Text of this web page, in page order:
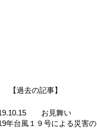
【過去の記事】
お見舞い
年台風１９号による災害の